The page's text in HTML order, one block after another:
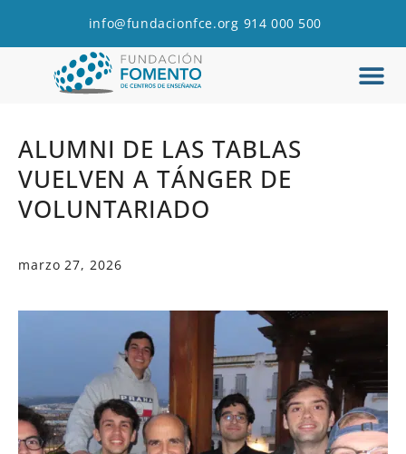
info@fundacionfce.org 914 000 500
ALUMNI DE LAS TABLAS
VUELVEN A TÁNGER DE
VOLUNTARIADO
marzo 27, 2026